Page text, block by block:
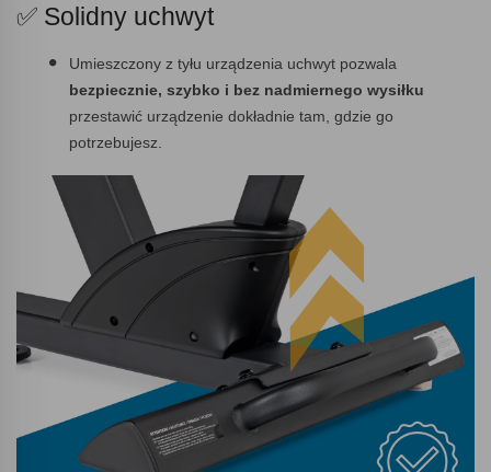
✅ Solidny uchwyt
Umieszczony z tyłu urządzenia uchwyt pozwala
bezpiecznie, szybko i bez nadmiernego wysiłku
przestawić urządzenie dokładnie tam, gdzie go
potrzebujesz.